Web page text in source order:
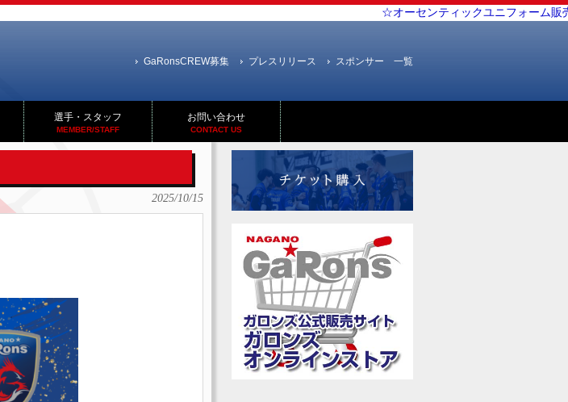
☆オーセンティックユニフォーム販
GaRonsCREW募集 プレスリリース スポンサー 一覧
選手・スタッフ
MEMBER/STAFF
お問い合わせ
CONTACT US
2025/10/15